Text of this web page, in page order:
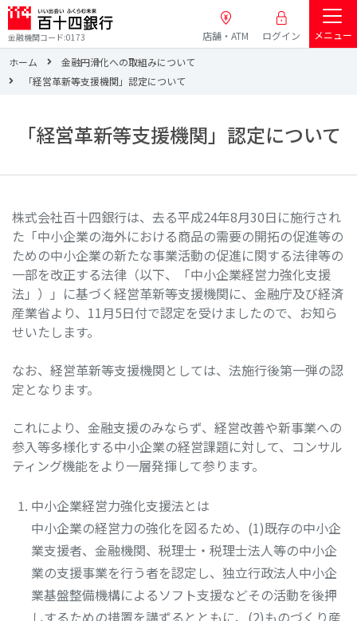
金融機関コード:0173 店舗・ATM ログイン
メニュー
ホーム
金融円滑化への取組みについて
「経営革新等支援機関」認定について
「経営革新等支援機関」認定について
株式会社百十四銀行は、去る平成24年8月30日に施行され
た「中小企業の海外における商品の需要の開拓の促進等の
ための中小企業の新たな事業活動の促進に関する法律等の
一部を改正する法律（以下、「中小企業経営力強化支援
法」）」に基づく経営革新等支援機関に、金融庁及び経済
産業省より、11月5日付で認定を受けましたので、お知ら
せいたします。
なお、経営革新等支援機関としては、法施行後第一弾の認
定となります。
これにより、金融支援のみならず、経営改善や新事業への
参入等多様化する中小企業の経営課題に対して、コンサル
ティング機能をより一層発揮して参ります。
中小企業経営力強化支援法とは
中小企業の経営力の強化を図るため、(1)既存の中小企
業支援者、金融機関、税理士・税理士法人等の中小企
業の支援事業を行う者を認定し、独立行政法人中小企
業基盤整備機構によるソフト支援などその活動を後押
しするための措置を講ずるとともに、(2)ものづくり産